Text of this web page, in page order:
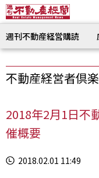
週刊不動産経営購読
不動産経営者倶
2018年2月1日不
催概要
2018.02.01 11:49